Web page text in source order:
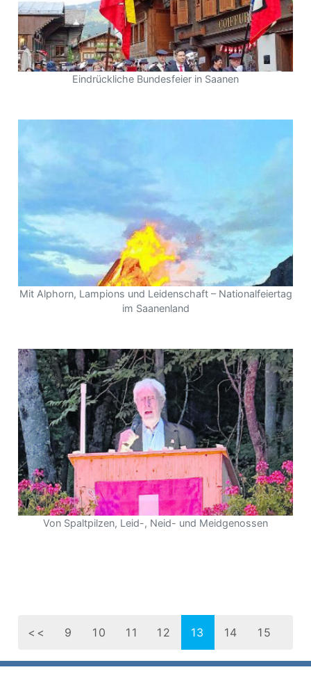
Eindrückliche Bundesfeier in Saanen
Mit Alphorn, Lampions und Leidenschaft – Nationalfeiertag
im Saanenland
Von Spaltpilzen, Leid-, Neid- und Meidgenossen
<< 9 10 11 12 13 14 15
16 17 18 19 20 21 >>